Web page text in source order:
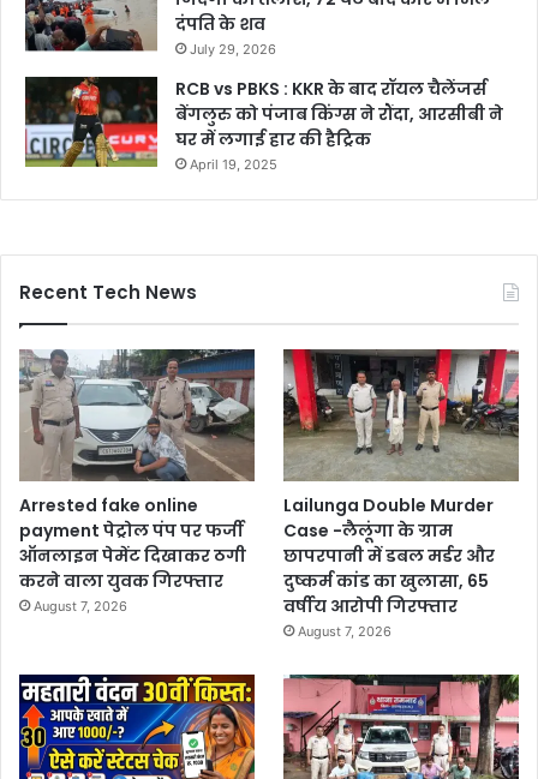
दंपति के शव
July 29, 2026
RCB vs PBKS : KKR के बाद रॉयल चैलेंजर्स
बेंगलुरु को पंजाब किंग्स ने रौंदा, आरसीबी ने
घर में लगाई हार की हैट्रिक
April 19, 2025
Recent Tech News
Arrested fake online
payment पेट्रोल पंप पर फर्जी
ऑनलाइन पेमेंट दिखाकर ठगी
करने वाला युवक गिरफ्तार
August 7, 2026
Lailunga Double Murder
Case -लैलूंगा के ग्राम
छापरपानी में डबल मर्डर और
दुष्कर्म कांड का खुलासा, 65
वर्षीय आरोपी गिरफ्तार
August 7, 2026